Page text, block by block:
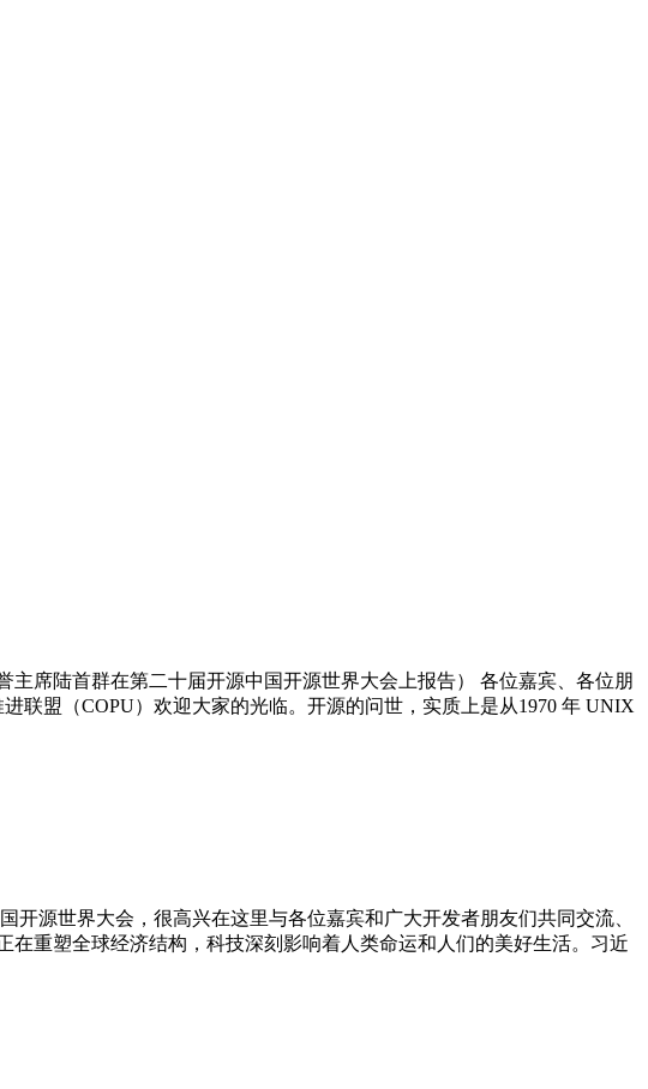
席陆首群在第二十届开源中国开源世界大会上报告） 各位嘉宾、各位朋
联盟（COPU）欢迎大家的光临。开源的问世，实质上是从1970 年 UNIX
源世界大会，很高兴在这里与各位嘉宾和广大开发者朋友们共同交流、
重塑全球经济结构，科技深刻影响着人类命运和人们的美好生活。习近